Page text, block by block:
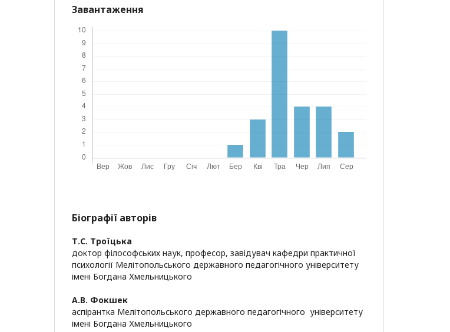
Завантаження
Біографії авторів
Т.С. Троїцька
доктор філософських наук, професор, завідувач кафедри практичної
психології Мелітопольського державного педагогічного університету
імені Богдана Хмельницького
А.В. Фокшек
аспірантка Мелітопольського державного педагогічного університету
імені Богдана Хмельницького